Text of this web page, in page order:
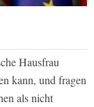
Hausfrau
kann, und fragen
als nicht